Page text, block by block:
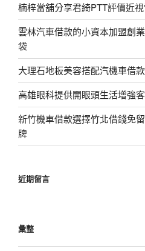
楠梓當舖分享君綺PTT評價近
雲林汽車借款的小資本加盟創
袋
大理石地板美容搭配汽機車借
高雄眼科提供開眼頭生活增強
新竹機車借款選擇竹北借錢免
牌
近期留言
彙整